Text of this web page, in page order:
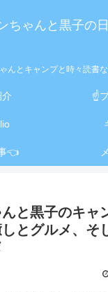
ちゃんと黒子
んとキャンプと時々読書
☝️
👈
んと黒子のキャ
とグルメ、そ